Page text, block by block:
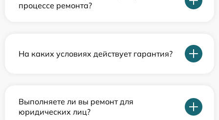
процессе ремонта?
На каких условиях действует гарантия?
Выполняете ли вы ремонт для
юридических лиц?